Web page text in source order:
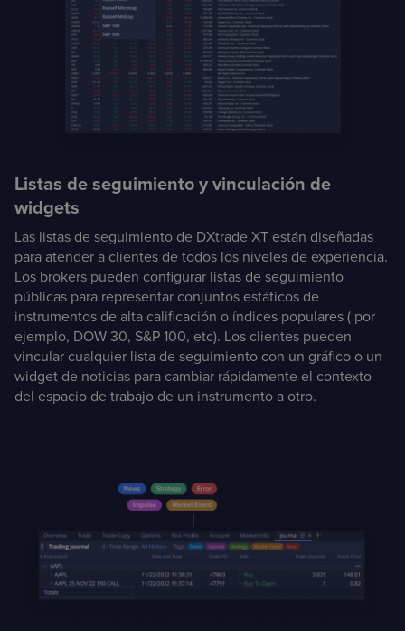
Listas de seguimiento y vinculación de
widgets
Las listas de seguimiento de DXtrade XT están diseñadas
para atender a clientes de todos los niveles de experiencia.
Los brokers pueden configurar listas de seguimiento
públicas para representar conjuntos estáticos de
instrumentos de alta calificación o índices populares ( por
ejemplo, DOW 30, S&P 100, etc). Los clientes pueden
vincular cualquier lista de seguimiento con un gráfico o un
widget de noticias para cambiar rápidamente el contexto
del espacio de trabajo de un instrumento a otro.